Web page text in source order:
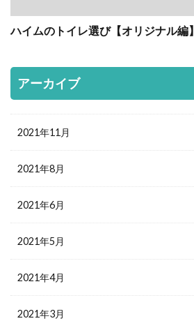
ハイムのトイレ選び【オリジナル編】
アーカイブ
2021年11月
2021年8月
2021年6月
2021年5月
2021年4月
2021年3月